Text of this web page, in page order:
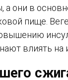
они в
пище.
влиять на